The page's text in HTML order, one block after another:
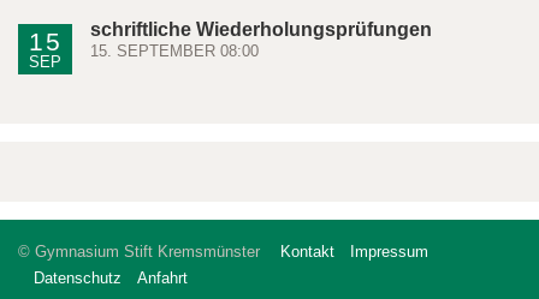
15
SEP
schriftliche Wiederholungsprüfungen
15. SEPTEMBER 08:00
© Gymnasium Stift Kremsmünster Kontakt
Impressum
Datenschutz
Anfahrt